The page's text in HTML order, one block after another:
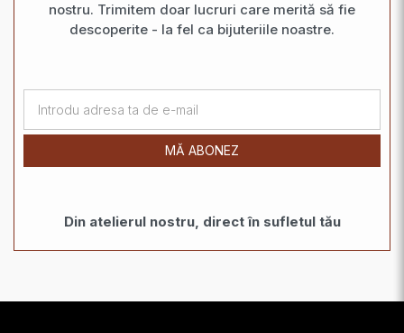
nostru. Trimitem doar lucruri care merită să fie
descoperite - la fel ca bijuteriile noastre.
MĂ ABONEZ
Din atelierul nostru, direct în sufletul tău